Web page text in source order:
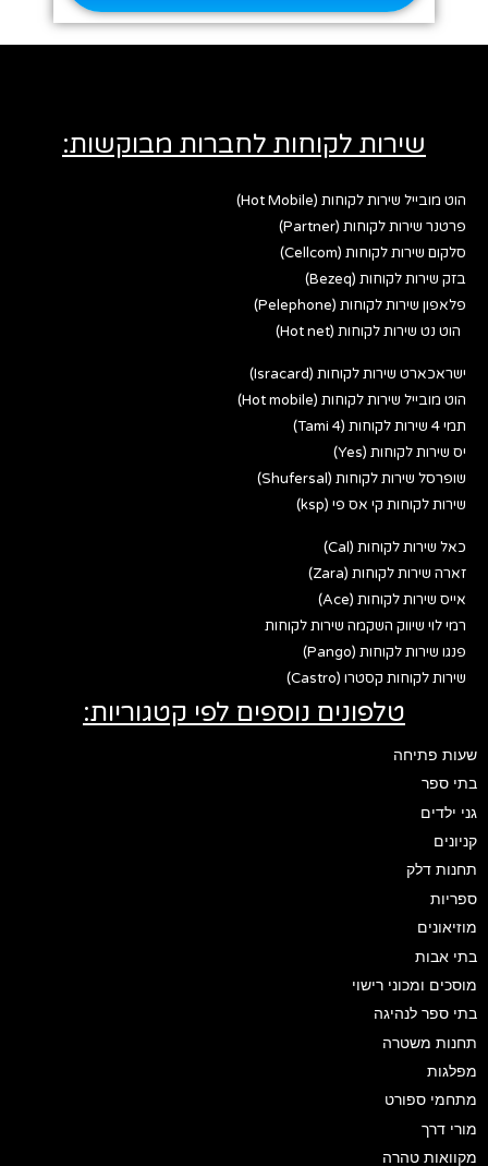
שירות לקוחות לחברות מבוקשות:
הוט מובייל שירות לקוחות (Hot Mobile)
פרטנר שירות לקוחות (Partner)
סלקום שירות לקוחות (Cellcom)
בזק שירות לקוחות (Bezeq)
פלאפון שירות לקוחות (Pelephone)
הוט נט שירות לקוחות (Hot net)
ישראכארט שירות לקוחות (Isracard)
הוט מובייל שירות לקוחות (Hot mobile)
תמי 4 שירות לקוחות (Tami 4)
יס שירות לקוחות (Yes)
שופרסל שירות לקוחות (Shufersal)
שירות לקוחות קי אס פי (ksp)
כאל שירות לקוחות (Cal)
זארה שירות לקוחות (Zara)
אייס שירות לקוחות (Ace)
רמי לוי שיווק השקמה שירות לקוחות
פנגו שירות לקוחות (Pango)
שירות לקוחות קסטרו (Castro)
טלפונים נוספים לפי קטגוריות:
שעות פתיחה
בתי ספר
גני ילדים
קניונים
תחנות דלק
ספריות
מוזיאונים
בתי אבות
מוסכים ומכוני רישוי
בתי ספר לנהיגה
תחנות משטרה
מפלגות
מתחמי ספורט
מורי דרך
מקוואות טהרה